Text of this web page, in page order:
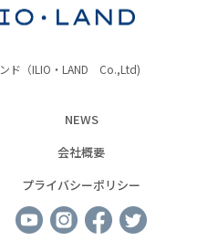
ド（ILIO・LAND Co.,Ltd)
NEWS
会社概要
プライバシーポリシー